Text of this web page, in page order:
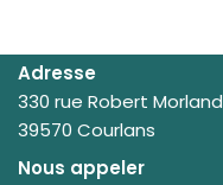
Adresse
330 rue Robert Morland
39570 Courlans
Nous appeler